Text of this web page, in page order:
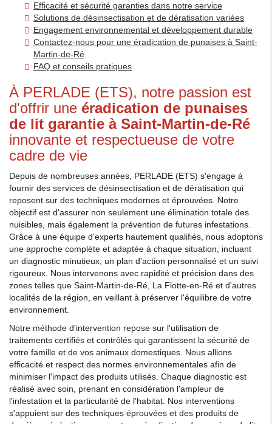
Efficacité et sécurité garanties dans notre service
Solutions de désinsectisation et de dératisation variées
Engagement environnemental et développement durable
Contactez-nous pour une éradication de punaises à Saint-
Martin-de-Ré
FAQ et conseils pratiques
À PERLADE (ETS), notre passion est
d'offrir une éradication de punaises
de lit garantie à Saint-Martin-de-Ré
innovante et respectueuse de votre
cadre de vie
Depuis de nombreuses années, PERLADE (ETS) s'engage à
fournir des services de désinsectisation et de dératisation qui
reposent sur des techniques modernes et éprouvées. Notre
objectif est d'assurer non seulement une élimination totale des
nuisibles, mais également la prévention de futures infestations.
Grâce à une équipe d'experts hautement qualifiés, nous adoptons
une approche complète et adaptée à chaque situation, incluant
un diagnostic minutieux, un plan d'action personnalisé et un suivi
rigoureux. Nous intervenons avec rapidité et précision dans des
zones telles que Saint-Martin-de-Ré, La Flotte-en-Ré et d'autres
localités de la région, en veillant à préserver l'équilibre de votre
environnement.
Notre méthode d'intervention repose sur l'utilisation de
traitements certifiés et contrôlés qui garantissent la sécurité de
votre famille et de vos animaux domestiques. Nous allions
efficacité et respect des normes environnementales afin de
minimiser l'impact des produits utilisés. Chaque diagnostic est
réalisé avec soin, prenant en considération l'ampleur de
l'infestation et la particularité de l'habitat. Nos interventions
s'appuient sur des techniques éprouvées et des produits de